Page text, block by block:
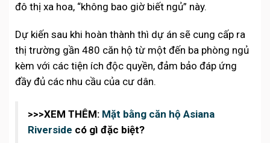
đô thị xa hoa, “không bao giờ biết ngủ” này.
Dự kiến sau khi hoàn thành thì dự án sẽ cung cấp ra
thị trường gần 480 căn hộ từ một đến ba phòng ngủ
kèm với các tiện ích độc quyền, đảm bảo đáp ứng
đầy đủ các nhu cầu của cư dân.
>>>XEM THÊM: Mặt bằng căn hộ Asiana
Riverside có gì đặc biệt?